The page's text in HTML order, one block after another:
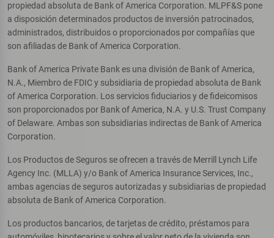
propiedad absoluta de Bank of America Corporation. MLPF&S pone
a disposición determinados productos de inversión patrocinados,
administrados, distribuidos o proporcionados por compañías que
son afiliadas de Bank of America Corporation.
Bank of America Private Bank es una división de Bank of America,
N.A., Miembro de FDIC y subsidiaria de propiedad absoluta de Bank
of America Corporation. Los servicios fiduciarios y de fideicomisos
son proporcionados por Bank of America, N.A. y U.S. Trust Company
of Delaware. Ambas son subsidiarias indirectas de Bank of America
Corporation.
Los Productos de Seguros se ofrecen a través de Merrill Lynch Life
Agency Inc. (MLLA) y/o Bank of America Insurance Services, Inc.,
ambas agencias de seguros autorizadas y subsidiarias de propiedad
absoluta de Bank of America Corporation.
Los productos bancarios, de tarjetas de crédito, préstamos para